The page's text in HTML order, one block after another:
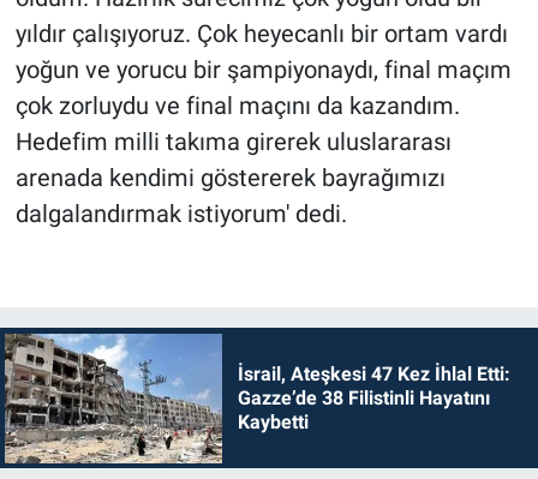
yıldır çalışıyoruz. Çok heyecanlı bir ortam vardı
yoğun ve yorucu bir şampiyonaydı, final maçım
çok zorluydu ve final maçını da kazandım.
Hedefim milli takıma girerek uluslararası
arenada kendimi göstererek bayrağımızı
dalgalandırmak istiyorum' dedi.
İsrail, Ateşkesi 47 Kez İhlal Etti:
Gazze’de 38 Filistinli Hayatını
Kaybetti